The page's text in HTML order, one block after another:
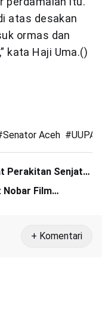
atas desakan
ormas dan
kata Haji Uma.()
Senator Aceh #UUPA
Perakitan Senjata
Nobar Film
+ Komentari